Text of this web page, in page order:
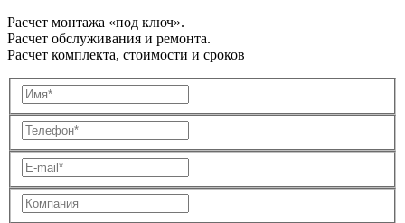
Расчет монтажа «под ключ».
Расчет обслуживания и ремонта.
Расчет комплекта, стоимости и сроков